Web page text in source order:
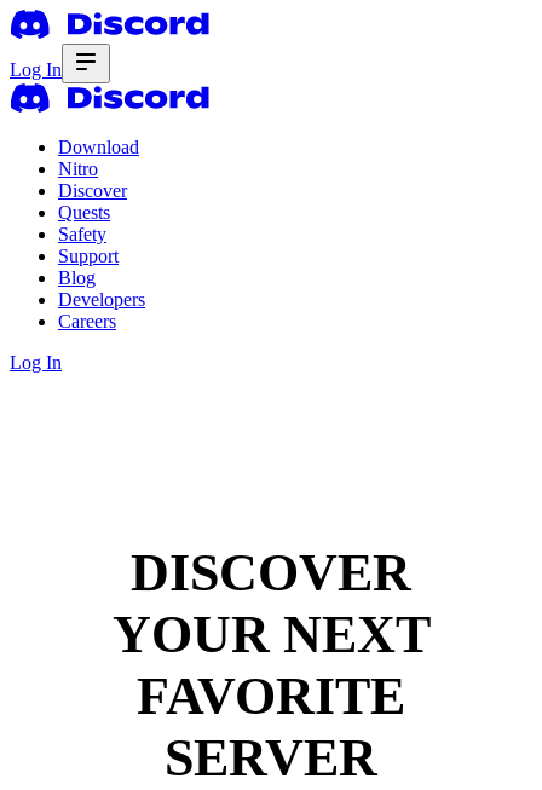
Log In
Download
Nitro
Discover
Quests
Safety
Support
Blog
Developers
Careers
Log In
DISCOVER
YOUR NEXT
FAVORITE
SERVER